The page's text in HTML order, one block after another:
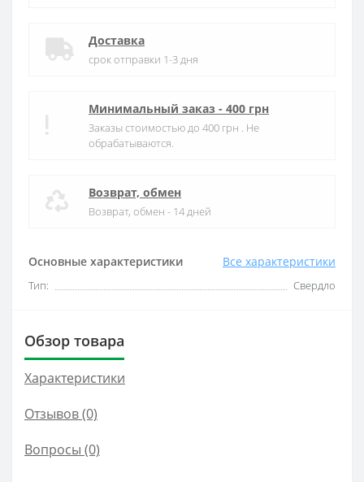
Основные характеристики Все характеристики
Тип: Свердло
Доставка
срок отправки 1-3 дня
Минимальный заказ - 400 грн
Заказы стоимостью до 400 грн . Не
обрабатываются.
Возврат, обмен
Возврат, обмен - 14 дней
Обзор товара
Характеристики
Отзывов (0)
Вопросы (0)